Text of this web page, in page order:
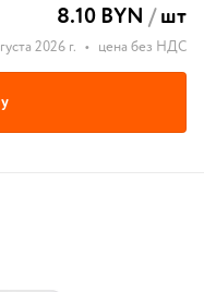
8.10 BYN /шт
2026 г. • цена без НДС